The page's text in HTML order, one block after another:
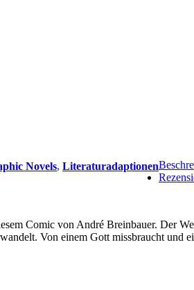
Novels, Literaturadaptionen
Comic von André Breinbauer. Der
Von einem Gott missbraucht